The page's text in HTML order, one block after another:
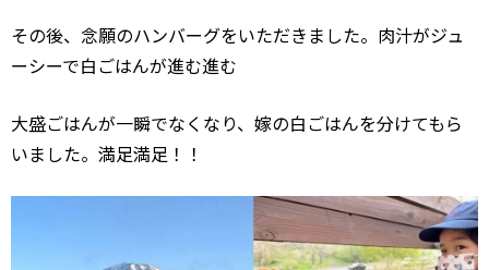
その後、念願のハンバーグをいただきました。肉汁がジュ
ーシーで白ごはんが進む進む
大盛ごはんが一瞬でなくなり、嫁の白ごはんを分けてもら
いました。満足満足！！